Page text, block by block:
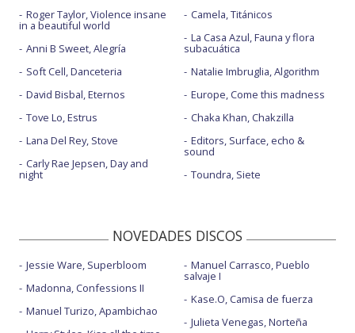
Roger Taylor, Violence insane
in a beautiful world
Anni B Sweet, Alegría
Soft Cell, Danceteria
David Bisbal, Eternos
Tove Lo, Estrus
Lana Del Rey, Stove
Carly Rae Jepsen, Day and
night
Camela, Titánicos
La Casa Azul, Fauna y flora
subacuática
Natalie Imbruglia, Algorithm
Europe, Come this madness
Chaka Khan, Chakzilla
Editors, Surface, echo &
sound
Toundra, Siete
NOVEDADES DISCOS
Jessie Ware, Superbloom
Madonna, Confessions II
Manuel Turizo, Apambichao
Manuel Carrasco, Pueblo
salvaje I
Kase.O, Camisa de fuerza
Julieta Venegas, Norteña